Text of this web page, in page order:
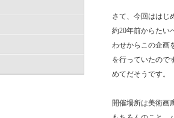
さて、今回ははじ
約20年前からたい
わせからこの企画
を行っていたので
めてだそうです。
開催場所は美術画